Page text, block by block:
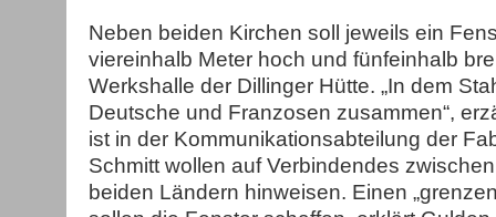
Neben beiden Kirchen soll jeweils ein
viereinhalb Meter hoch und fünfeinhalb
Werkshalle der Dillinger Hütte. „In dem
Deutsche und Franzosen zusammen“,
ist in der Kommunikationsabteilung der
Schmitt wollen auf Verbindendes
beiden Ländern hinweisen. Einen